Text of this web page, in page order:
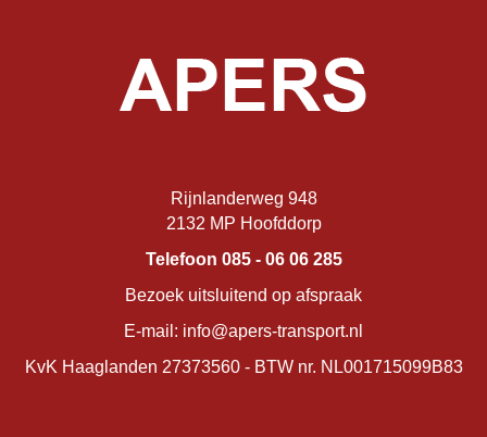
Rijnlanderweg 948
2132 MP Hoofddorp
Telefoon 085 - 06 06 285
Bezoek uitsluitend op afspraak
E-mail: info@apers-transport.nl
KvK Haaglanden 27373560 - BTW nr. NL001715099B83